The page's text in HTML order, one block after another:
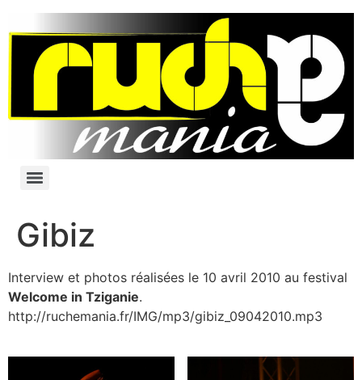
Gibiz
Interview et photos réalisées le 10 avril 2010 au festival
Welcome in Tziganie.
http://ruchemania.fr/IMG/mp3/gibiz_09042010.mp3